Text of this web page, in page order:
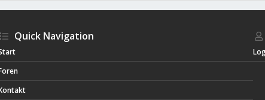
Quick Navigation